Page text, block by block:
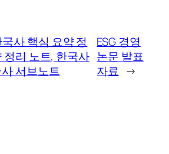
사 핵심 요약 정
정리 노트, 한국사
서브노트
ESG 경영
논문 발표
자료 →